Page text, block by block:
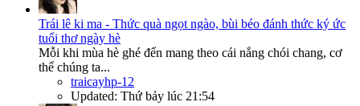
Trái lê ki ma - Thức quà ngọt ngào, bùi béo đánh thức ký ức
tuổi thơ ngày hè
Mỗi khi mùa hè ghé đến mang theo cái nắng chói chang, cơ
thể chúng ta...
traicayhp-12
Updated: Thứ bảy lúc 21:54